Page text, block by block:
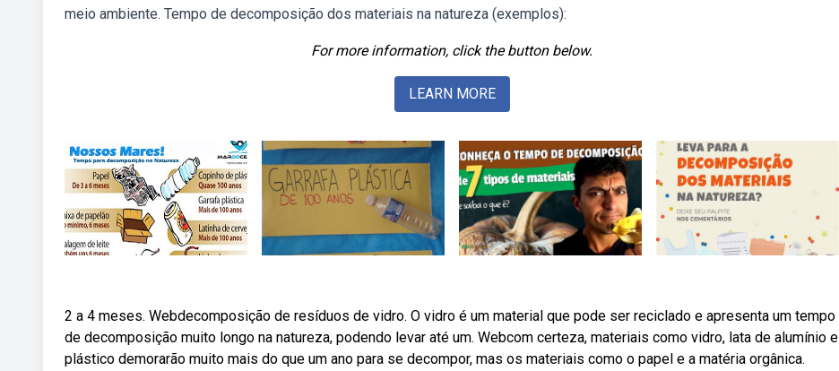
meio ambiente. Tempo de decomposição dos materiais na natureza (exemplos):
For more information, click the button below.
LEARN MORE
2 a 4 meses. Webdecomposição de resíduos de vidro. O vidro é um material que pode ser reciclado e apresenta um tempo
de decomposição muito longo na natureza, podendo levar até um. Webcom certeza, materiais como vidro, lata de alumínio e
plástico demorarão muito mais do que um ano para se decompor, mas os materiais como o papel e a matéria orgânica.